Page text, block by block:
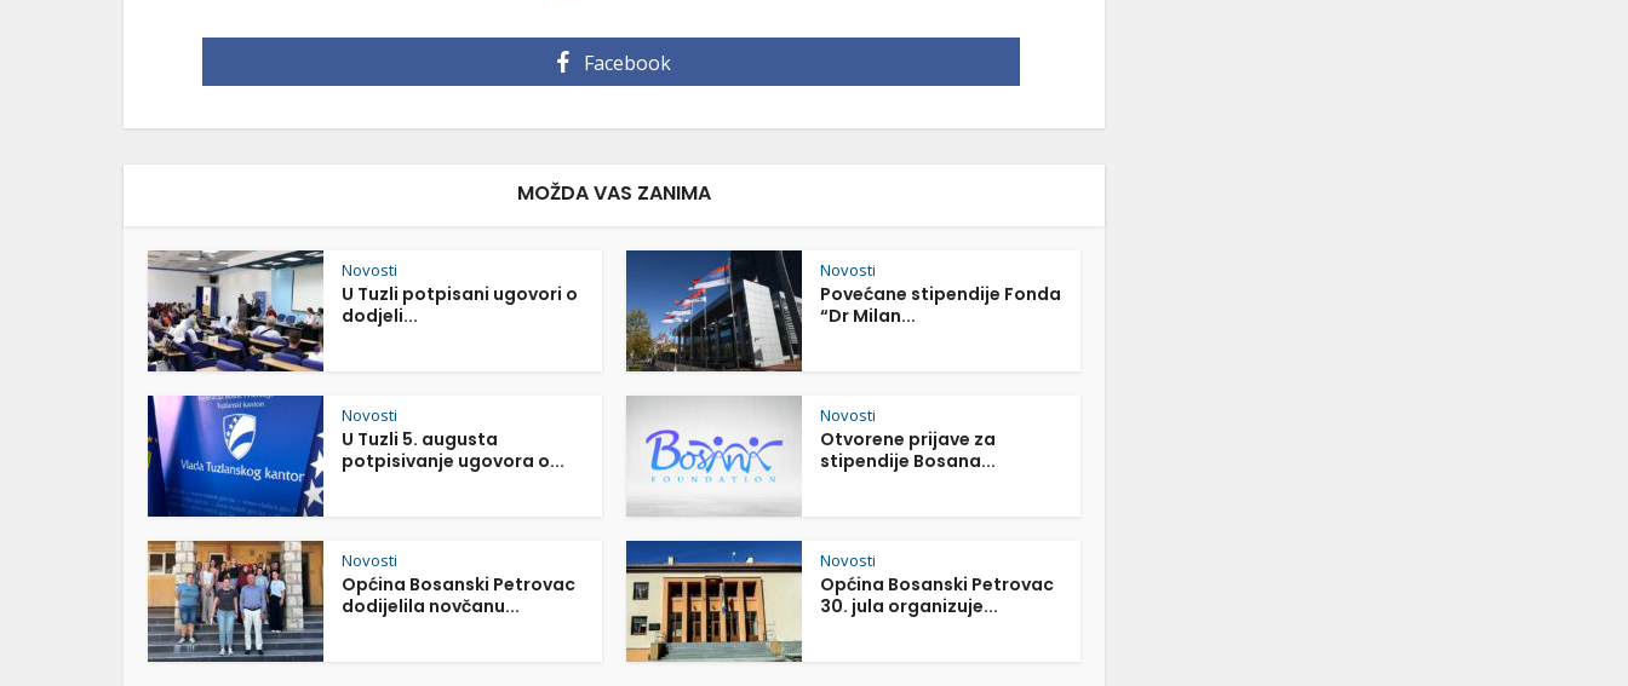
Facebook
MOŽDA VAS ZANIMA
Novosti
U Tuzli potpisani ugovori o
dodjeli...
Novosti
Povećane stipendije Fonda
“Dr Milan...
Novosti
U Tuzli 5. augusta
potpisivanje ugovora o...
Novosti
Otvorene prijave za
stipendije Bosana...
Novosti
Općina Bosanski Petrovac
dodijelila novčanu...
Novosti
Općina Bosanski Petrovac
30. jula organizuje...